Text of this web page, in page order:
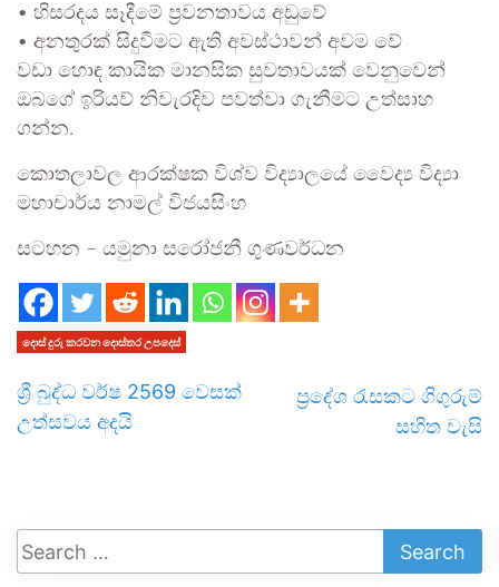
• හිසරදය සෑදීමේ ප්‍රවනතාවය අඩුවේ
• අනතුරක් සිදුවීමට ඇති අවස්ථාවන් අවම වේ
වඩා හොඳ කායික මානසික සුවතාවයක් වෙනුවෙන්
ඔබගේ ඉරියව් නිවැරදිව පවත්වා ගැනීමට උත්සාහ
ගන්න.
කොතලාවල ආරක්ෂක විශ්ව විද්‍යාලයේ වෛද්‍ය විද්‍යා
මහාචාර්ය නාමල් විජයසිංහ
සටහන – යමුනා සරෝජනී ගුණවර්ධන
දොස් දුරු කරවන දොස්තර උපදෙස්
ශ්‍රී බුද්ධ වර්ෂ 2569 වෙසක්
උත්සවය අදයි
ප්‍රදේශ රැසකට ගිගුරුම්
සහිත වැසි